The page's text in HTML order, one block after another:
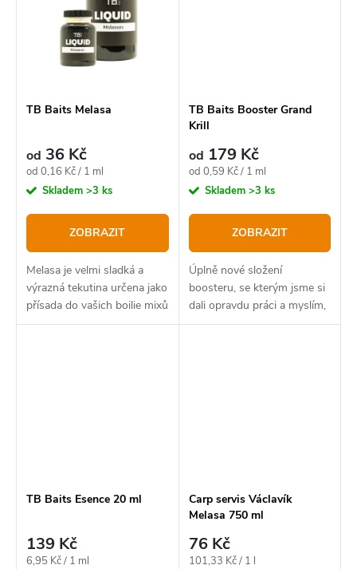
TB Baits Melasa
od 36 Kč
Měrná
cena:
od 0,16 Kč / 1 ml
Skladem >3 ks
ZOBRAZIT
Melasa je velmi sladká a
výrazná tekutina určena jako
přísada do vašich boilie mixů
nebo s ní lze i boosterovat
TB Baits Booster Grand
Krill
od 179 Kč
Měrná
cena:
od 0,59 Kč / 1 ml
Skladem >3 ks
ZOBRAZIT
Úplně nové složení
boosteru, se kterým jsme si
dali opravdu práci a myslím,
že můžeme být právem hrdí!
TB Baits Esence 20 ml
139 Kč
Měrná
6,95 Kč / 1 ml
Carp servis Václavík
Melasa 750 ml
76 Kč
Měrná
101,33 Kč / 1 l